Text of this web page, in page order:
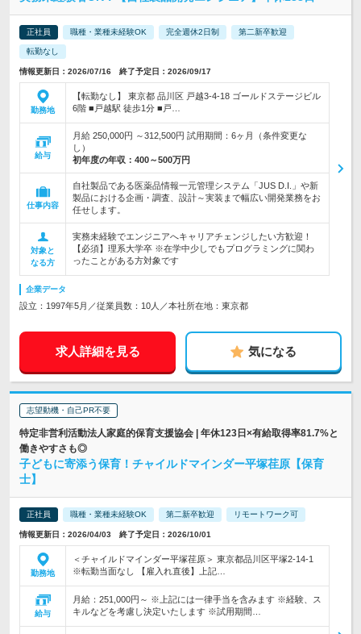
正社員 職種・業種未経験OK 完全週休2日制 第二新卒歓迎
転勤なし
情報更新日：2026/07/16 終了予定日：2026/09/17
勤務地
【転勤なし】 東京都 品川区 戸越3-4-18 ゴールドステージビル
6階 ■戸越駅 徒歩1分 ■戸…
給与
月給 250,000円 ～312,500円 試用期間：6ヶ月（条件変更な
し）
初年度の年収： 400～500万円
仕事内容
自社製品である医薬品情報一元管理システム「JUS D.I.」や新
製品における企画・調査、設計～実装まで幅広い開発業務をお
任せします。
対象と
なる方
実務未経験でエンジニアへキャリアチェンジしたい方歓迎！
【必須】理系大学卒 ※在学中少しでもプログラミングに関わ
ったことがある方対象です
企業データ
設立：1997年5月／従業員数：10人／本社所在地：東京都
求人詳細を見る 気になる
志望動機・自己PR不要
特定非営利活動法人家庭的保育支援協会 | 年休123日×有給取得率81.7%と
働きやすさも◎
子どもに寄添う保育！チャイルドマインダー平塚荏原【保育
士】
正社員 職種・業種未経験OK 第二新卒歓迎 リモートワーク可
情報更新日：2026/04/03 終了予定日：2026/10/01
勤務地
＜チャイルドマインダー平塚荏原＞ 東京都品川区平塚2-14-1
※転勤当面なし 【雇入れ直後】上記…
給与
月給：251,000円～ ※上記には一律手当を含みます ※経験、ス
キルなどを考慮し決定いたします ※試用期間…